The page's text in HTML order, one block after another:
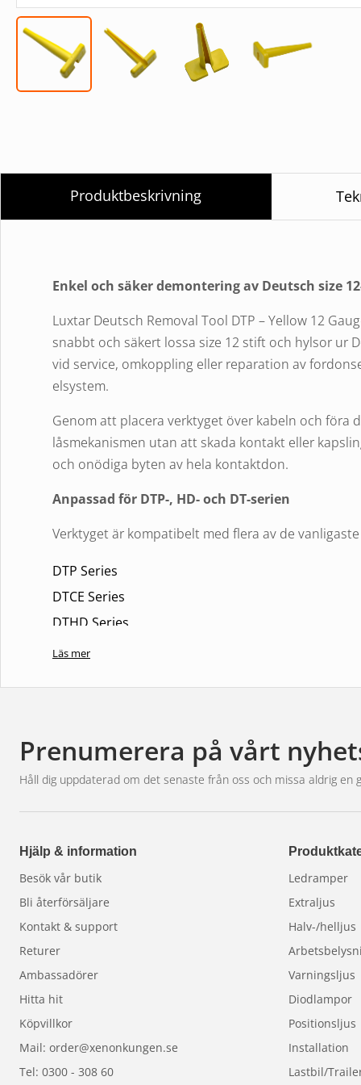
Produktbeskrivning
Enkel och säker demontering av Deutsch size
Luxtar Deutsch Removal Tool DTP – Yellow 12
snabbt och säkert lossa size 12 stift och hylsor ur
vid service, omkoppling eller reparation av
elsystem.
Genom att placera verktyget över kabeln och föra
låsmekanismen utan att skada kontakt eller
och onödiga byten av hela kontaktdon.
Anpassad för DTP-, HD- och DT-serien
Verktyget är kompatibelt med flera av de
DTP Series
DTCE Series
DTHD Series
HD10 Series
Praktisk och slitstark konstruktion
utformad för att exakt frigöra kontaktens låsflikar
Ett måste för installatörer som arbetar med
applikationer med Deutsch-kontakter.
FAQ
Vad används verktyget till?
Det används för att lossa size 12-stift och hylsor
kontakthuset.
Läs mer
Prenumerera på vårt
Håll dig uppdaterad om det senaste från oss och missa aldrig en
Hjälp & information
Besök vår butik
Bli återförsäljare
Kontakt & support
Returer
Ambassadörer
Hitta hit
Köpvillkor
Mail: order@xenonkungen.se
Tel: 0300 - 308 60
Ledramper
Extraljus
Halv-/helljus
Varningsljus
Diodlampor
Positionsljus
Installation
Lastbil/